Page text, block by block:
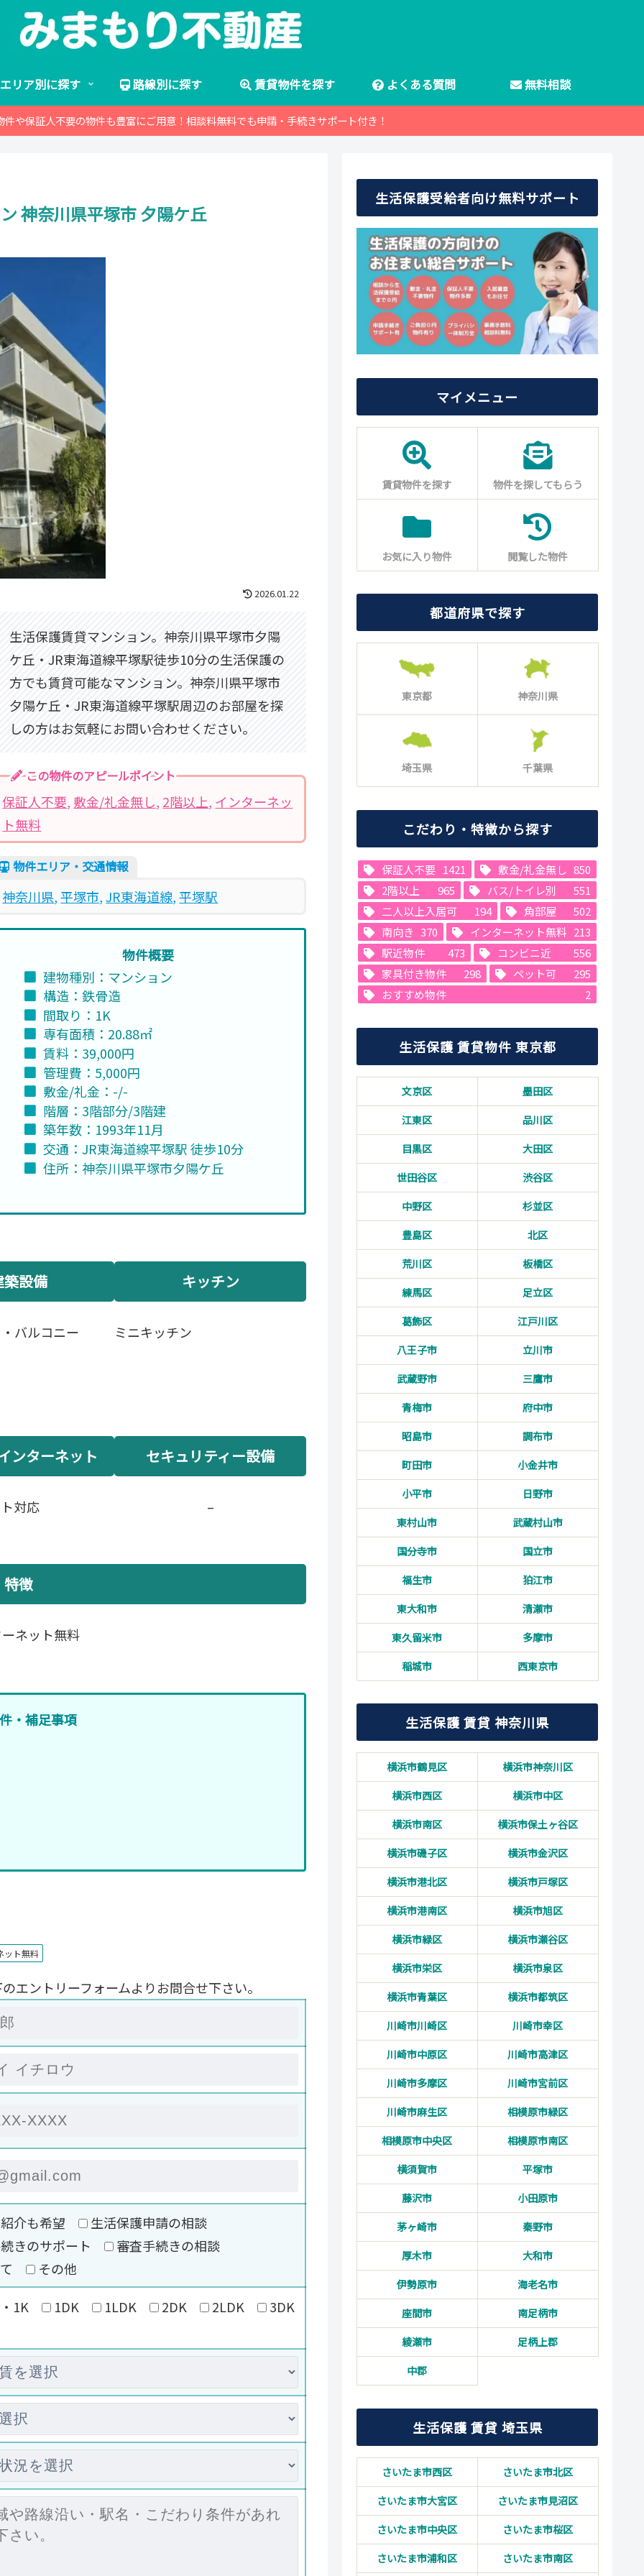
リア別に探す 路線別に探す 賃貸物件を探す よくある質問 無料相談
件や保証人不要の物件も豊富にご用意！相談料無料でも申請・手続きサポート付き！
神奈川県平塚市 夕陽ケ丘
2026.01.22
生活保護賃貸マンション。神奈川県平塚市夕陽
ケ丘・JR東海道線平塚駅徒歩10分の生活保護の
方でも賃貸可能なマンション。神奈川県平塚市
夕陽ケ丘・JR東海道線平塚駅周辺のお部屋を探
しの方はお気軽にお問い合わせください。
この物件のアピールポイント
保証人不要, 敷金/礼金無し, 2階以上, インターネッ
ト無料
物件エリア・交通情報
神奈川県, 平塚市, JR東海道線, 平塚駅
物件概要
建物種別：マンション
構造：鉄骨造
間取り：1K
専有面積：20.88㎡
賃料：39,000円
管理費：5,000円
敷金/礼金：-/-
階層：3階部分/3階建
築年数：1993年11月
交通：JR東海道線平塚駅 徒歩10分
住所：神奈川県平塚市夕陽ケ丘
築設備
バルコニー
キッチン
ミニキッチン
ンターネット
対応
セキュリティー設備
–
特徴
ネット無料
・補足事項
ット無料
エントリーフォームよりお問合せ下さい。
介も希望
生活保護申請の相談
きのサポート
審査手続きの相談
その他
1K 1DK 1LDK 2DK 2LDK 3DK
生活保護受給者向け無料サポート
マイメニュー
賃貸物件を探す 物件を探してもらう
お気に入り物件 閲覧した物件
都道府県で探す
東京都 神奈川県
埼玉県 千葉県
こだわり・特徴から探す
保証人不要 1421 敷金/礼金無し 850
2階以上
965 バス/トイレ別
551
二人以上入居可
194 角部屋
502
南向き 370 インターネット無料 213
駅近物件
473 コンビニ近
556
家具付き物件
298 ペット可
295
おすすめ物件
2
生活保護 賃貸物件 東京都
文京区
墨田区
江東区
品川区
目黒区
大田区
世田谷区
渋谷区
中野区
杉並区
豊島区
北区
荒川区
板橋区
練馬区
足立区
葛飾区
江戸川区
八王子市
立川市
武蔵野市
三鷹市
青梅市
府中市
昭島市
調布市
町田市
小金井市
小平市
日野市
東村山市
武蔵村山市
国分寺市
国立市
福生市
狛江市
東大和市
清瀬市
東久留米市
多摩市
稲城市
西東京市
生活保護 賃貸 神奈川県
横浜市鶴見区
横浜市神奈川区
横浜市西区
横浜市中区
横浜市南区
横浜市保土ヶ谷区
横浜市磯子区
横浜市金沢区
横浜市港北区
横浜市戸塚区
横浜市港南区
横浜市旭区
横浜市緑区
横浜市瀬谷区
横浜市栄区
横浜市泉区
横浜市青葉区
横浜市都筑区
川崎市川崎区
川崎市幸区
川崎市中原区
川崎市高津区
川崎市多摩区
川崎市宮前区
川崎市麻生区
相模原市緑区
相模原市中央区
相模原市南区
横須賀市
平塚市
藤沢市
小田原市
茅ヶ崎市
秦野市
厚木市
大和市
伊勢原市
海老名市
座間市
南足柄市
綾瀬市
足柄上郡
中郡
生活保護 賃貸 埼玉県
さいたま市西区
さいたま市北区
さいたま市大宮区
さいたま市見沼区
さいたま市中央区
さいたま市桜区
さいたま市浦和区
さいたま市南区